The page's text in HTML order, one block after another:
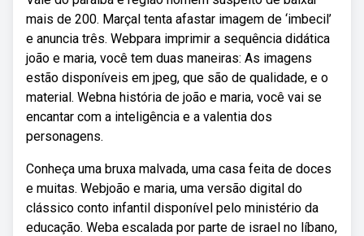
mais de 200. Marçal tenta afastar imagem de ‘imbecil’
e anuncia três. Webpara imprimir a sequência didática
joão e maria, você tem duas maneiras: As imagens
estão disponíveis em jpeg, que são de qualidade, e o
material. Webna história de joão e maria, você vai se
encantar com a inteligência e a valentia dos
personagens.
Conheça uma bruxa malvada, uma casa feita de doces
e muitas. Webjoão e maria, uma versão digital do
clássico conto infantil disponível pelo ministério da
educação. Weba escalada por parte de israel no líbano,